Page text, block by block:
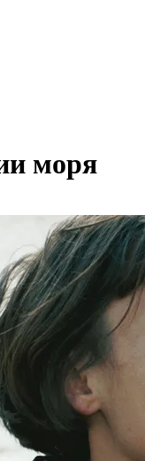
моря